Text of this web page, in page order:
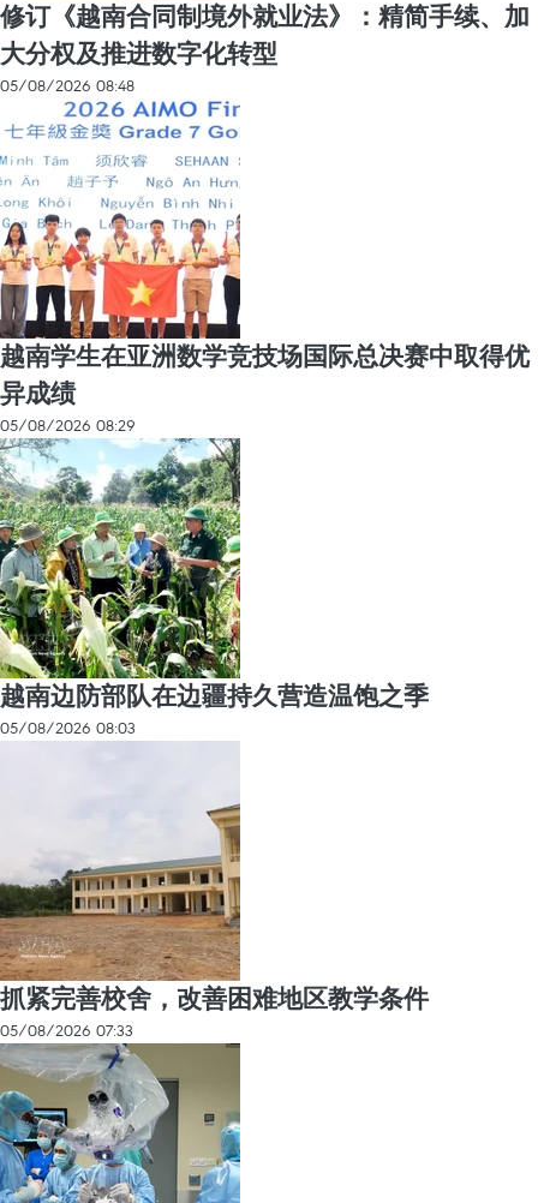
修订《越南合同制境外就业法》：精简手续、加
大分权及推进数字化转型
05/08/2026 08:48
越南学生在亚洲数学竞技场国际总决赛中取得优
异成绩
05/08/2026 08:29
越南边防部队在边疆持久营造温饱之季
05/08/2026 08:03
抓紧完善校舍，改善困难地区教学条件
05/08/2026 07:33